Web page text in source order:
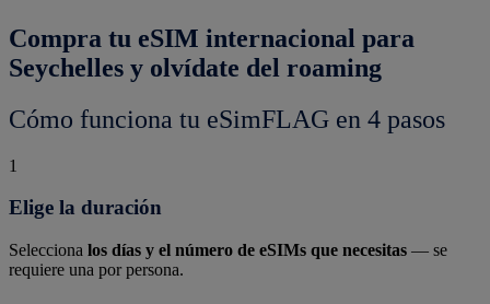
Compra tu eSIM internacional para
Seychelles y olvídate del roaming
Cómo funciona tu eSimFLAG en 4 pasos
1
Elige la duración
Selecciona los días y el número de eSIMs que necesitas — se
requiere una por persona.